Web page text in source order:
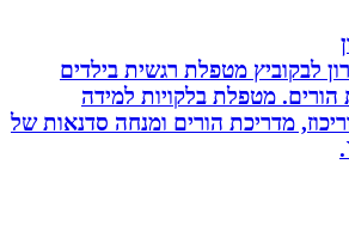
מטפלת רגשית בילדים
מטפלת בלקויות למידה
מדריכת הורים ומנחה סדנאות של